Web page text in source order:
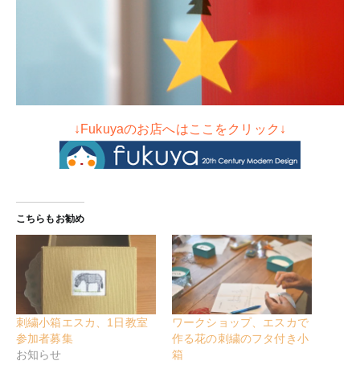
↓Fukuyaのお店へはここをクリック↓
こちらもお勧め
刺繍小箱エスカ、1日教室
参加者募集
お知らせ
ワークショップ、エスカで
作る花の刺繍のフタ付き小
箱